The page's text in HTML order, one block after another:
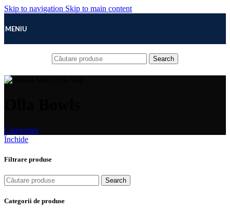
Skip to navigation Skip to main content
MENIU
Search
Categories
Închide
Filtrare produse
Search
Categorii de produse